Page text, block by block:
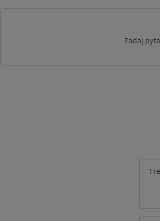
Zadaj